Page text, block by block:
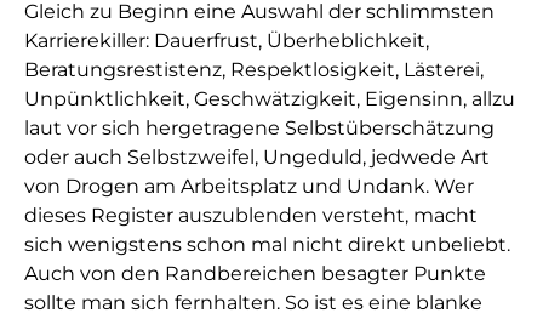
Gleich zu Beginn eine Auswahl der schlimmsten
Karrierekiller: Dauerfrust, Überheblichkeit,
Beratungsrestistenz, Respektlosigkeit, Lästerei,
Unpünktlichkeit, Geschwätzigkeit, Eigensinn, allzu
laut vor sich hergetragene Selbstüberschätzung
oder auch Selbstzweifel, Ungeduld, jedwede Art
von Drogen am Arbeitsplatz und Undank. Wer
dieses Register auszublenden versteht, macht
sich wenigstens schon mal nicht direkt unbeliebt.
Auch von den Randbereichen besagter Punkte
sollte man sich fernhalten. So ist es eine blanke